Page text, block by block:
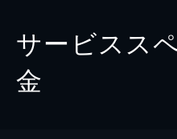
サービスス
金